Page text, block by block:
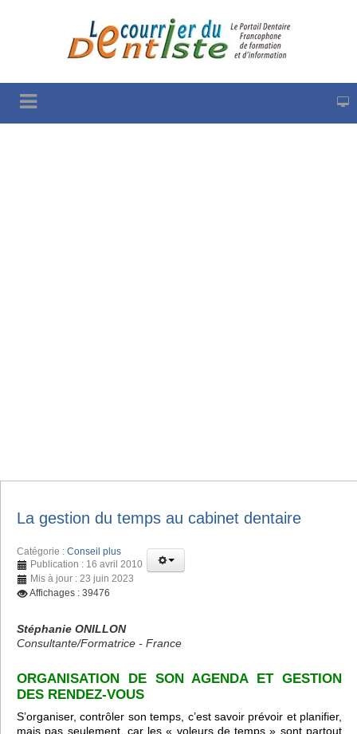
La gestion du temps au cabinet dentaire
Catégorie : Conseil plus
Publication : 16 avril 2010
Mis à jour : 23 juin 2023
Affichages : 39476
Stéphanie ONILLON
Consultante/Formatrice - France
ORGANISATION DE SON AGENDA ET GESTION
DES RENDEZ-VOUS
S’organiser, contrôler son temps, c’est savoir prévoir et planifier,
mais pas seulement, car les « voleurs de temps » sont partout